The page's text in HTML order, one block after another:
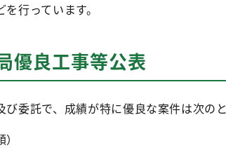
行っています。
良工事等公表
委託で、成績が特に優良な案件は次のと